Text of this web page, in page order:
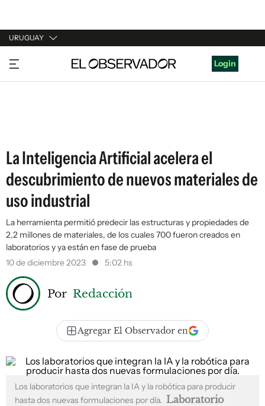
URUGUAY
URUGUAY
ARGENTINA
Login
La Inteligencia Artificial acelera el
descubrimiento de nuevos materiales de
uso industrial
La herramienta permitió predecir las estructuras y propiedades de
2,2 millones de materiales, de los cuales 700 fueron creados en
laboratorios y ya están en fase de prueba
10 de diciembre 2023
5:02 hs
Por Redacción
Agregar El Observador en
Los laboratorios que integran la IA y la robótica para producir
hasta dos nuevas formulaciones por día. Laboratorio